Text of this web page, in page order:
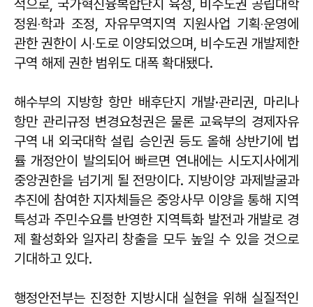
적으로, 국가혁신융복합단지 육성, 비수도권 공립대학
정원‧학과 조정, 자유무역지역 지원사업 기획‧운영에
관한 권한이 시‧도로 이양되었으며, 비수도권 개발제한
구역 해제 권한 범위도 대폭 확대됐다.
해수부의 지방항 항만 배후단지 개발·관리권, 마리나
항만 관리규정 변경요청권은 물론 교육부의 경제자유
구역 내 외국대학 설립 승인권 등도 올해 상반기에 법
률 개정안이 발의되어 빠르면 연내에는 시도지사에게
중앙권한을 넘기게 될 전망이다. 지방이양 과제발굴과
추진에 참여한 지자체들은 중앙사무 이양을 통해 지역
특성과 주민수요를 반영한 지역특화 발전과 개발로 경
제 활성화와 일자리 창출을 모두 높일 수 있을 것으로
기대하고 있다.
행정안전부는 진정한 지방시대 실현을 위해 실질적인